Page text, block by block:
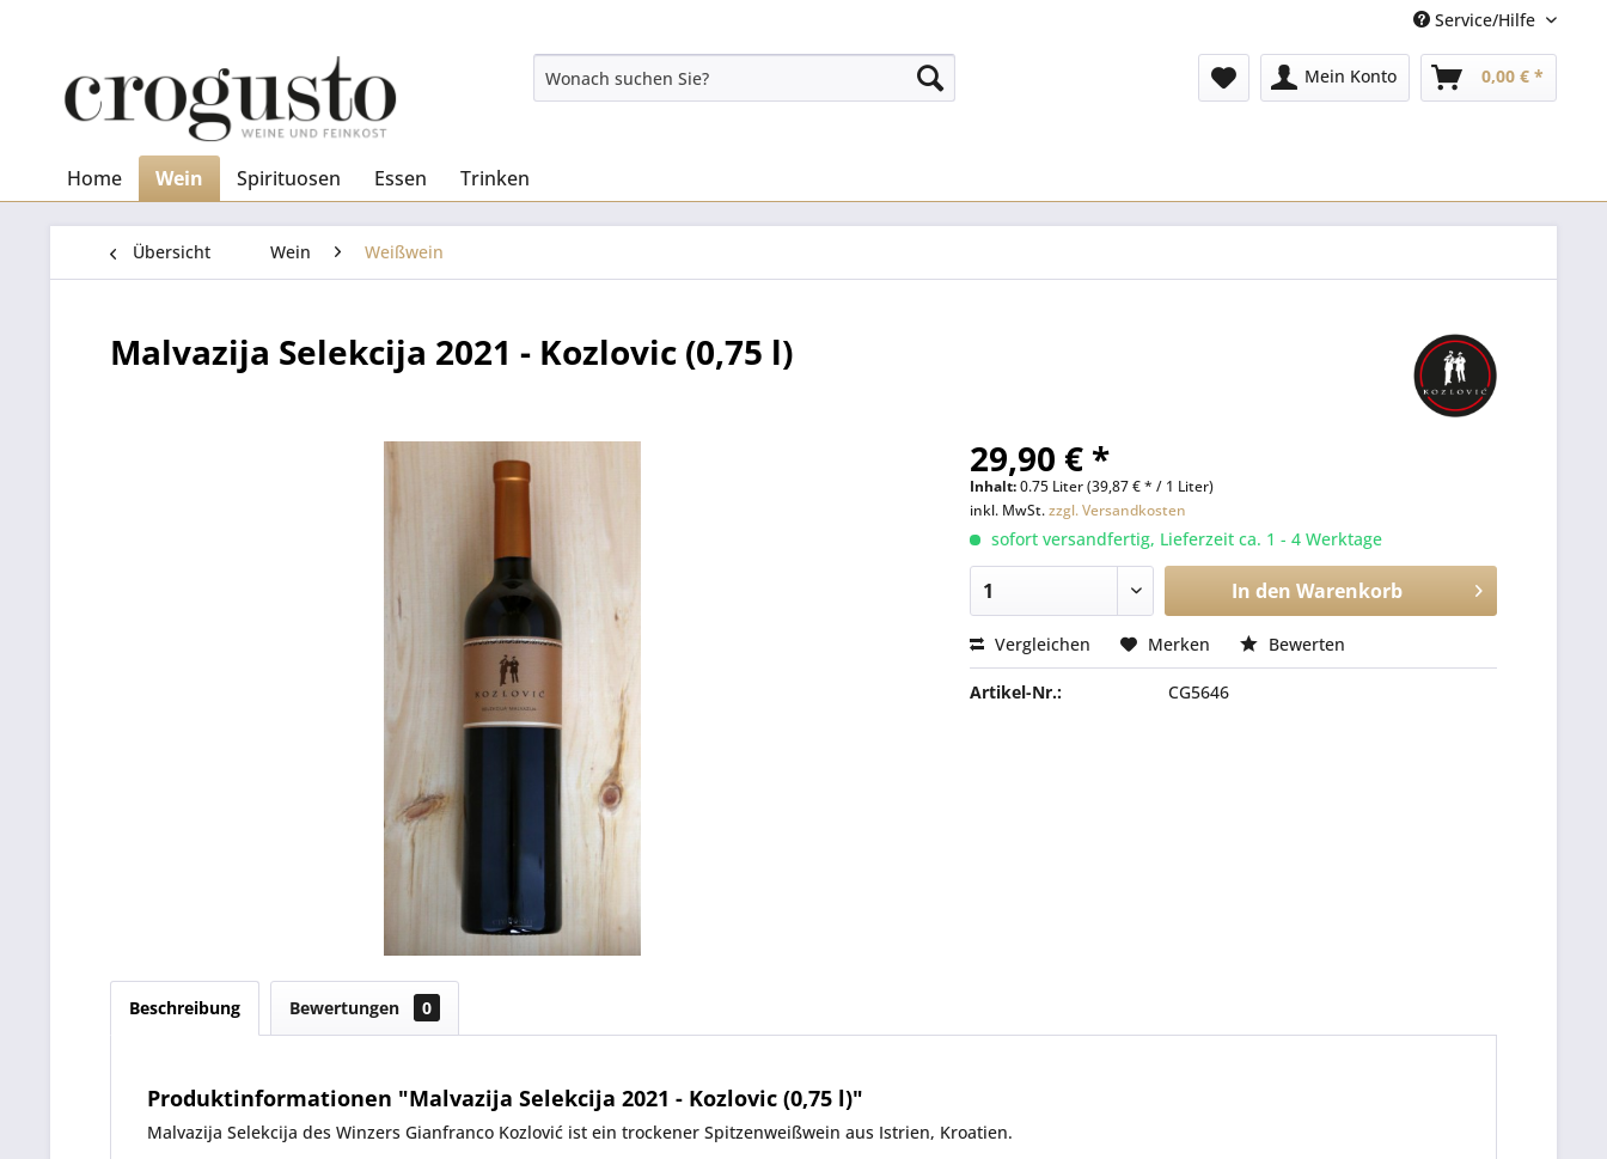
Service/Hilfe
Mein Konto 0,00 € *
Home Wein Spirituosen Essen Trinken
Übersicht Wein Weißwein
Malvazija Selekcija 2021 - Kozlovic (0,75 l)
29,90 € *
Inhalt:0.75 Liter (39,87 € * / 1 Liter)
inkl. MwSt.zzgl. Versandkosten
sofort versandfertig, Lieferzeit ca. 1 - 4 Werktage
In den Warenkorb
Vergleichen Merken Bewerten
Artikel-Nr.: CG5646
Beschreibung Bewertungen 0
Produktinformationen "Malvazija Selekcija 2021 - Kozlovic (0,75 l)"
Malvazija Selekcija des Winzers Gianfranco Kozlović ist ein trockener Spitzenweißwein aus Istrien, Kroatien.